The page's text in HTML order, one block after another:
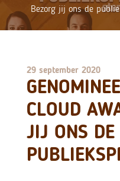
Bezorg jij ons de
29 september 2020
CLOUD
JIJ ONS DE